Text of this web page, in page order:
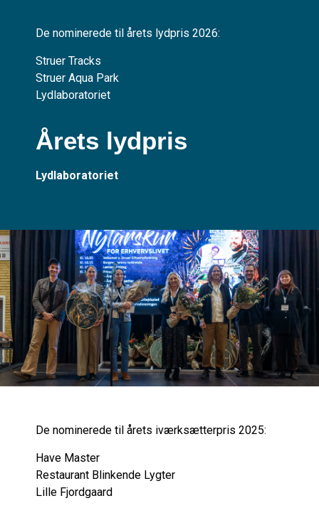
De nominerede til årets lydpris 2026:
Struer Tracks
Struer Aqua Park
Lydlaboratoriet
Årets lydpris
Lydlaboratoriet
De nominerede til årets iværksætterpris 2025:
Have Master
Restaurant Blinkende Lygter
Lille Fjordgaard